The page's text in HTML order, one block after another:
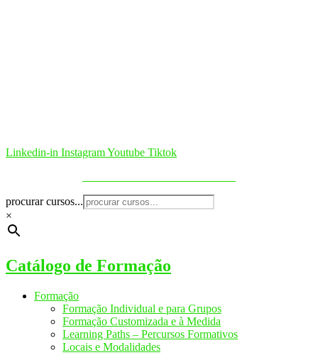
Linkedin-in InstagramYoutube Tiktok
procurar cursos...
×
Catálogo de Formação
Formação
Formação Individual e para Grupos
Formação Customizada e à Medida
Learning Paths – Percursos Formativos
Locais e Modalidades